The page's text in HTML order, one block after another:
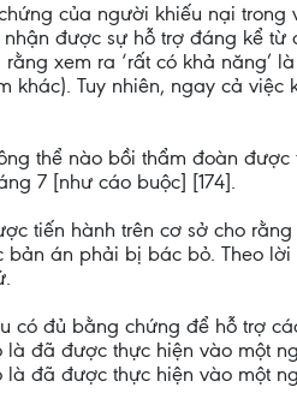
của người khiếu nại trong
được sự hỗ trợ đáng kể
xem ra ‘rất có khả
Tuy nhiên, ngay cả
thể nào bồi thẩm đoàn
7 [như cáo buộc] [174].
tiến hành trên cơ sở cho
án phải bị bác bỏ. Theo lời
có đủ bằng chứng để hỗ trợ
đã được thực hiện vào một
đã được thực hiện vào một